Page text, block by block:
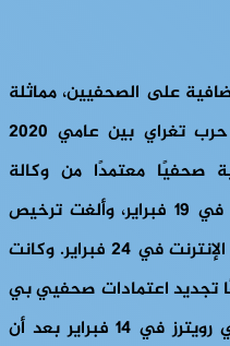
على الصحفيين، مماثلة
للقيود التي فُرضت قبيل وأثناء حرب تغراي بين عامي 2020
صحفيًا معتمدًا من وكالة
فرانس برس من السفر إلى تغراي في 19 فبراير، وألغت ترخيص
صحيفة أديس ستاندرد للعمل عبر الإنترنت في 24 فبراير. وكانت
تجديد اعتمادات صحفيي بي
بي سي، وألغت اعتمادات صحفيي رويترز في 14 فبراير بعد أن